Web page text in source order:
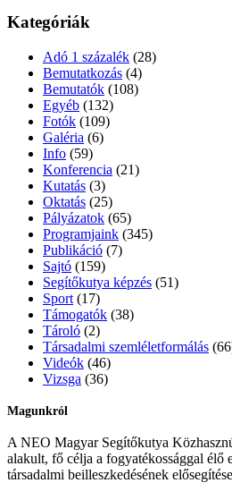
Kategóriák
Adó 1 százalék (28)
Bemutatkozás (4)
Bemutatók (108)
Egyéb (132)
Fotók (109)
Galéria (6)
Info (59)
Konferencia (21)
Kutatás (3)
Oktatás (25)
Pályázatok (65)
Programjaink (345)
Publikáció (7)
Sajtó (159)
Segítőkutya képzés (51)
Sport (17)
Támogatók (38)
Tároló (2)
Társadalmi szemléletformálás
Videók (46)
Vizsga (36)
Magunkról
A NEO Magyar Segítőkutya
alakult, fő célja a fogyatékossággal élő
társadalmi beilleszkedésének